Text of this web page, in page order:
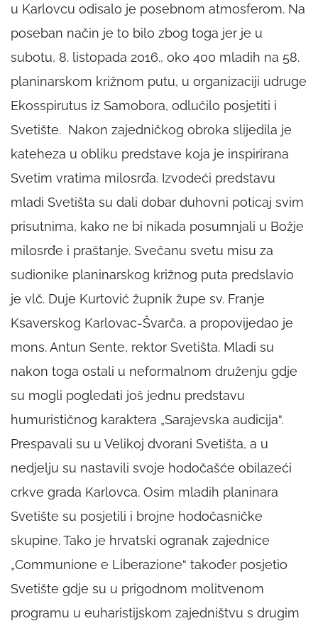
u Karlovcu odisalo je posebnom atmosferom. Na
poseban način je to bilo zbog toga jer je u
subotu, 8. listopada 2016., oko 400 mladih na 58.
planinarskom križnom putu, u organizaciji udruge
Ekosspirutus iz Samobora, odlučilo posjetiti i
Svetište. Nakon zajedničkog obroka slijedila je
kateheza u obliku predstave koja je inspirirana
Svetim vratima milosrđa. Izvodeći predstavu
mladi Svetišta su dali dobar duhovni poticaj svim
prisutnima, kako ne bi nikada posumnjali u Božje
milosrđe i praštanje. Svečanu svetu misu za
sudionike planinarskog križnog puta predslavio
je vlč. Duje Kurtović župnik župe sv. Franje
Ksaverskog Karlovac-Švarča, a propovijedao je
mons. Antun Sente, rektor Svetišta. Mladi su
nakon toga ostali u neformalnom druženju gdje
su mogli pogledati još jednu predstavu
humurističnog karaktera „Sarajevska audicija“.
Prespavali su u Velikoj dvorani Svetišta, a u
nedjelju su nastavili svoje hodočašće obilazeći
crkve grada Karlovca. Osim mladih planinara
Svetište su posjetili i brojne hodočasničke
skupine. Tako je hrvatski ogranak zajednice
„Communione e Liberazione“ također posjetio
Svetište gdje su u prigodnom molitvenom
programu u euharistijskom zajedništvu s drugim